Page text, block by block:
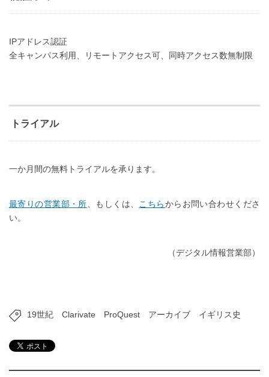
IPアドレス認証
全キャンパス利用、リモートアクセス可、同時アクセス数無制限
トライアル
一か月間の無料トライアルを承ります。
最寄りの営業部・所 、もしくは、 こちらからお問い合わせくださ
い。
（デジタル情報営業部）
19世紀 Clarivate ProQuest アーカイブ イギリス史